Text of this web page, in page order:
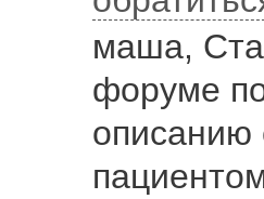
маша,
форуме
описанию